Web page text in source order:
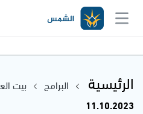
الرئيسية البرامج بيت
11.10.2023